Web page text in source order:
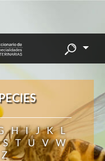
H I J K
L
S T U V
W
Z